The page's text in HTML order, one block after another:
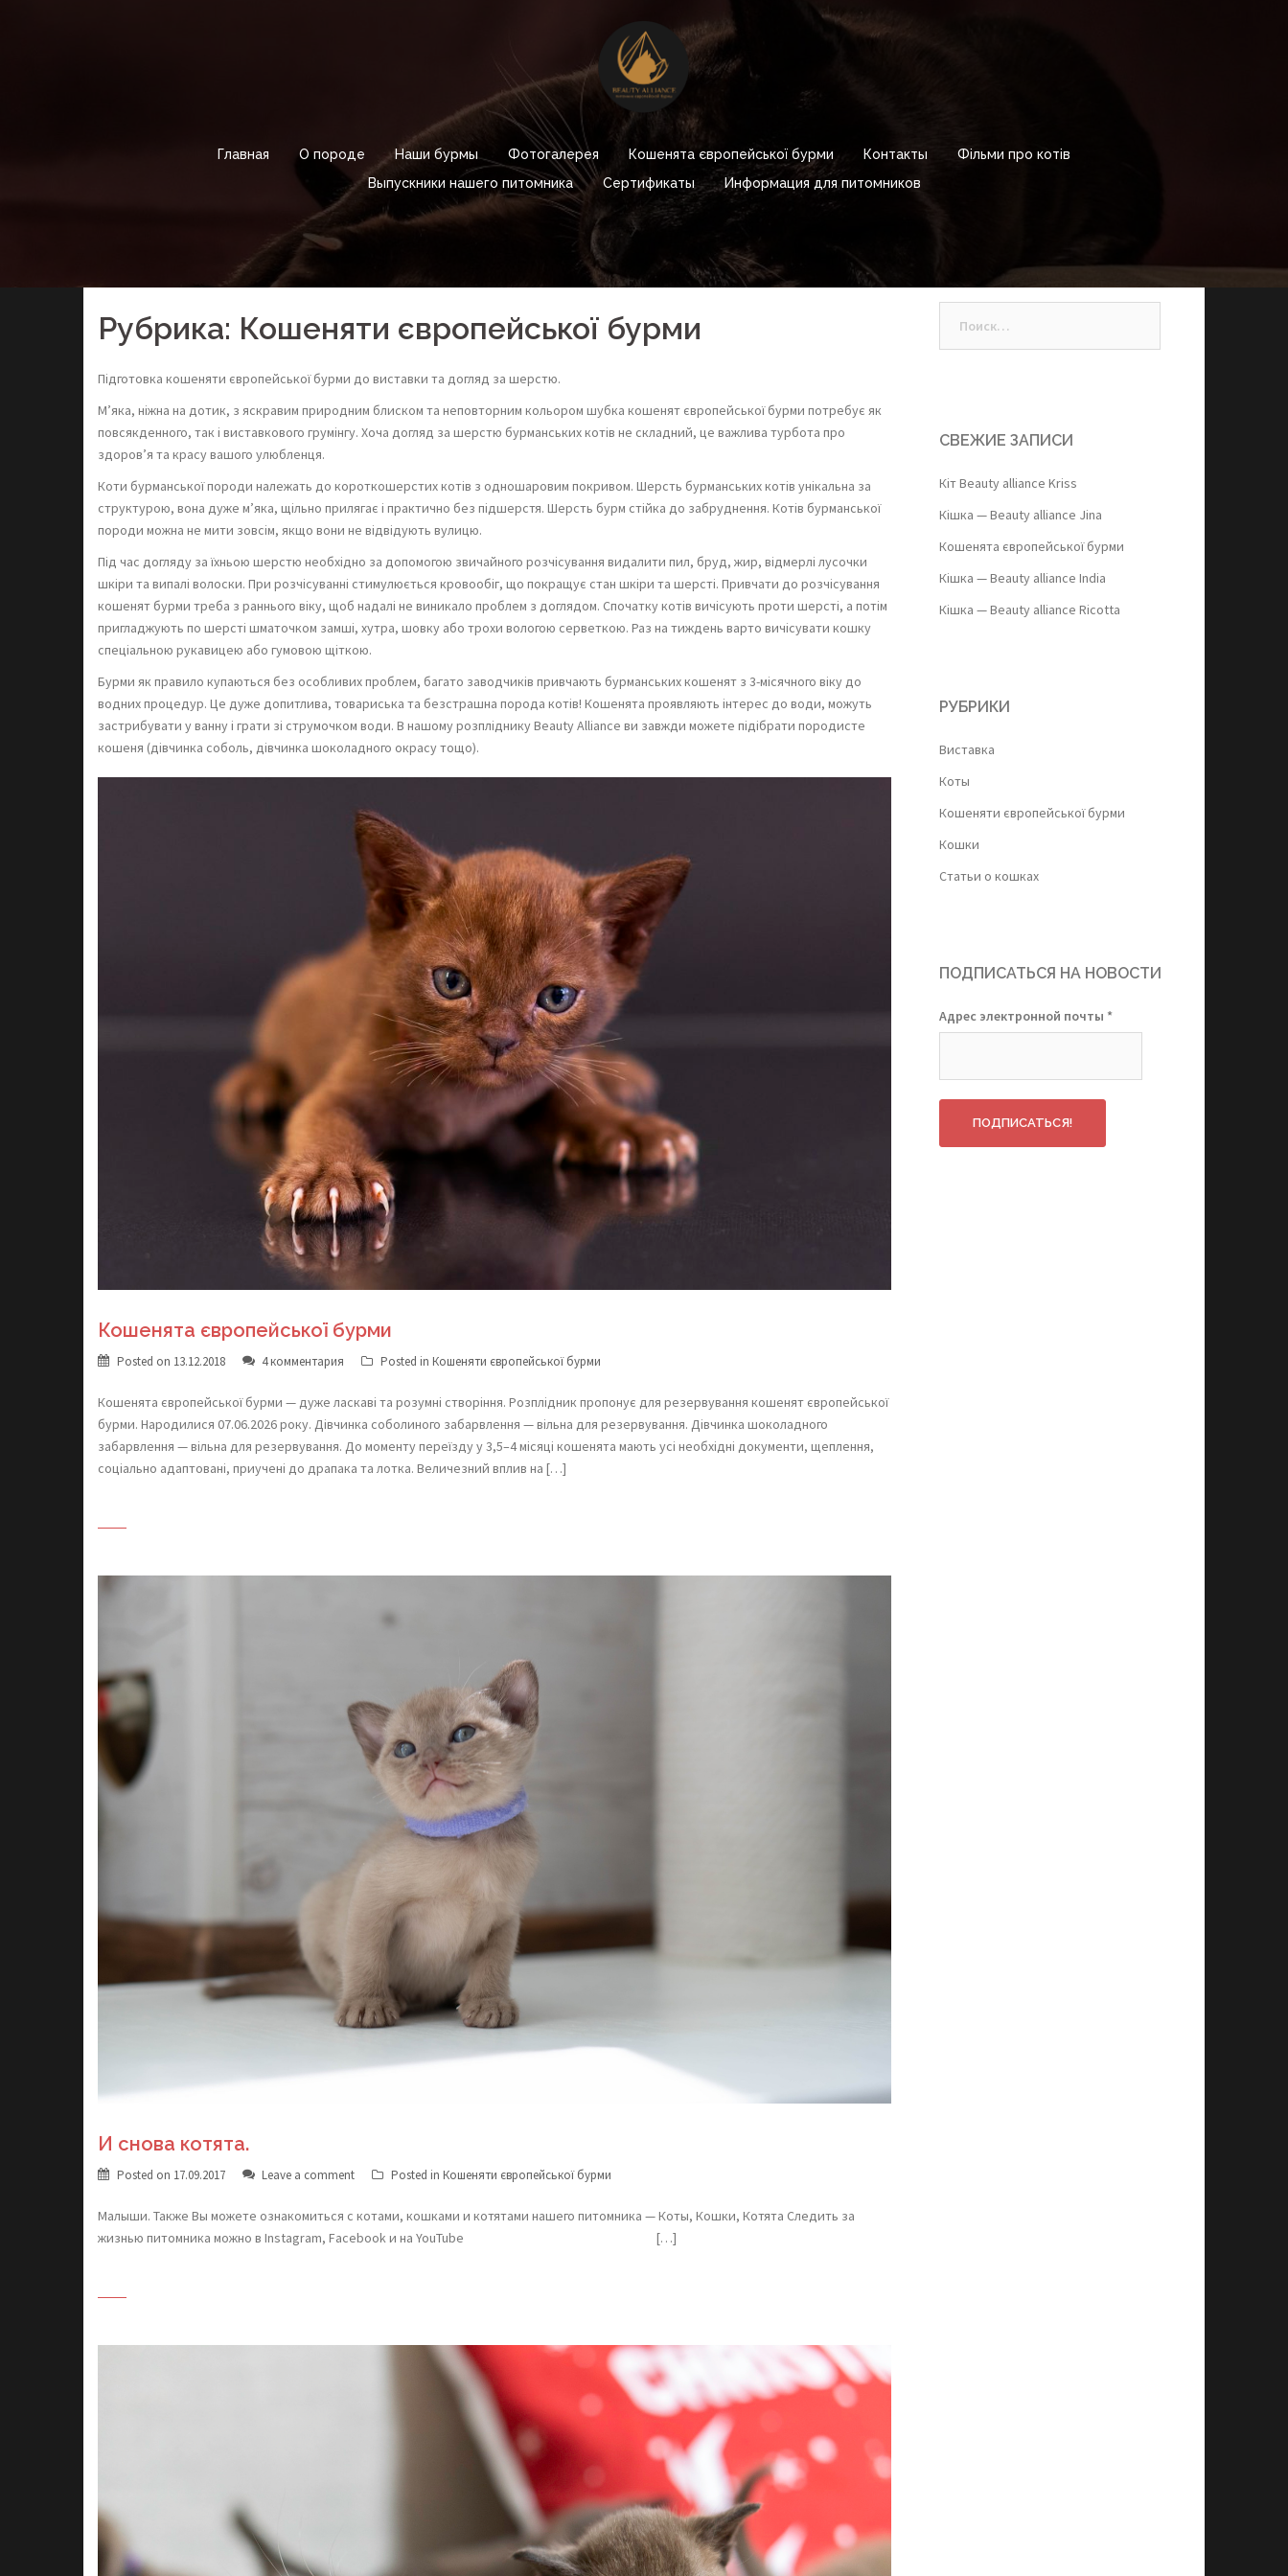
Главная О породе Наши бурмы Фотогалерея Кошенята європейської бурми Контакты
Фільми про котів
Выпускники нашего питомника
Сертификаты Информация для питомников
Рубрика: Кошеняти європейської бурми
Підготовка кошеняти європейської бурми до виставки та догляд за шерстю.
М’яка, ніжна на дотик, з яскравим природним блиском та неповторним кольором шубка кошенят європейської бурми потребує як
повсякденного, так і виставкового грумінгу. Хоча догляд за шерстю бурманських котів не складний, це важлива турбота про
здоров’я та красу вашого улюбленця.
Коти бурманської породи належать до короткошерстих котів з одношаровим покривом. Шерсть бурманських котів унікальна за
структурою, вона дуже м’яка, щільно прилягає і практично без підшерстя. Шерсть бурм стійка до забруднення. Котів бурманської
породи можна не мити зовсім, якщо вони не відвідують вулицю.
Під час догляду за їхньою шерстю необхідно за допомогою звичайного розчісування видалити пил, бруд, жир, відмерлі лусочки
шкіри та випалі волоски. При розчісуванні стимулюється кровообіг, що покращує стан шкіри та шерсті. Привчати до розчісування
кошенят бурми треба з раннього віку, щоб надалі не виникало проблем з доглядом. Спочатку котів вичісують проти шерсті, а потім
пригладжують по шерсті шматочком замші, хутра, шовку або трохи вологою серветкою. Раз на тиждень варто вичісувати кошку
спеціальною рукавицею або гумовою щіткою.
Бурми як правило купаються без особливих проблем, багато заводчиків привчають бурманських кошенят з 3-місячного віку до
водних процедур. Це дуже допитлива, товариська та безстрашна порода котів! Кошенята проявляють інтерес до води, можуть
застрибувати у ванну і грати зі струмочком води. В нашому розпліднику Beauty Alliance ви завжди можете підібрати породисте
кошеня (дівчинка соболь, дівчинка шоколадного окрасу тощо).
Кошенята європейської бурми
Posted on 13.12.2018 4 комментария Posted in Кошеняти європейської бурми
Кошенята європейської бурми — дуже ласкаві та розумні створіння. Розплідник пропонує для резервування кошенят європейської
бурми. Народилися 07.06.2026 року. Дівчинка соболиного забарвлення — вільна для резервування. Дівчинка шоколадного
забарвлення — вільна для резервування. До моменту переїзду у 3,5–4 місяці кошенята мають усі необхідні документи, щеплення,
соціально адаптовані, приучені до драпака та лотка. Величезний вплив на […]
И снова котята.
Posted on 17.09.2017 Leave a comment Posted in Кошеняти європейської бурми
Малыши. Также Вы можете ознакомиться с котами, кошками и котятами нашего питомника — Коты, Кошки, Котята Следить за
жизнью питомника можно в Instagram, Facebook и на YouTube […]
СВЕЖИЕ ЗАПИСИ
Кіт Beauty alliance Kriss
Кішка — Beauty alliance Jina
Кошенята європейської бурми
Кішка — Beauty alliance India
Кішка — Beauty alliance Ricotta
РУБРИКИ
Виставка
Коты
Кошеняти європейської бурми
Кошки
Статьи о кошках
ПОДПИСАТЬСЯ НА НОВОСТИ
Адрес электронной почты *